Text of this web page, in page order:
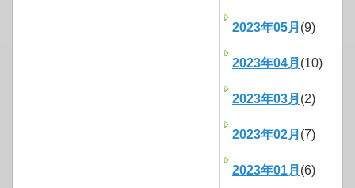
2023年05月 (9)
2023年04月 (10)
2023年03月 (2)
2023年02月 (7)
2023年01月 (6)